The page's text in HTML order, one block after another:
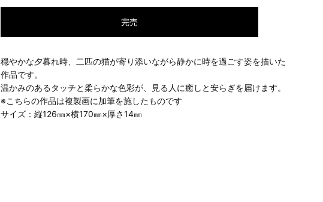
完売
穏やかな夕暮れ時、二匹の猫が寄り添いながら静かに時を過ごす姿を描いた
作品です。
温かみのあるタッチと柔らかな色彩が、見る人に癒しと安らぎを届けます。
※こちらの作品は複製画に加筆を施したものです
サイズ：縦126㎜×横170㎜×厚さ14㎜